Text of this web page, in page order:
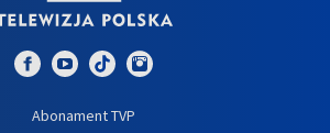
Abonament TVP